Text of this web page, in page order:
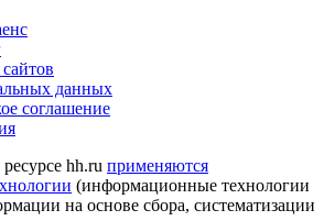
данных
соглашение
hh.ru применяются
(информационные технологии
на основе сбора, систематизации